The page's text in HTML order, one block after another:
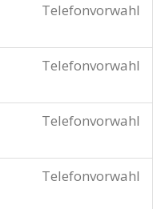
Telefonvorwahl
Telefonvorwahl
Telefonvorwahl
Telefonvorwahl